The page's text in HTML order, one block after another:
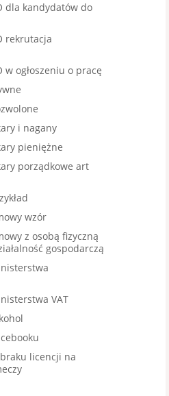
dla kandydatów do
rekrutacja
w ogłoszeniu o pracę
i nagany
pieniężne
porządkowe art
wzór
z osobą fizyczną
gospodarczą
VAT
licencji na